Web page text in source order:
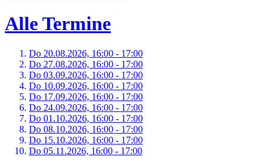
Alle Termine
Do 20.08.2026, 16:00 - 17:00
Do 27.08.2026, 16:00 - 17:00
Do 03.09.2026, 16:00 - 17:00
Do 10.09.2026, 16:00 - 17:00
Do 17.09.2026, 16:00 - 17:00
Do 24.09.2026, 16:00 - 17:00
Do 01.10.2026, 16:00 - 17:00
Do 08.10.2026, 16:00 - 17:00
Do 15.10.2026, 16:00 - 17:00
Do 05.11.2026, 16:00 - 17:00